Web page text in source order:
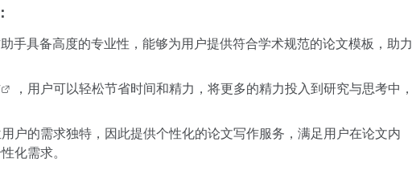
手具备高度的专业性，能够为用户提供符合学术规范的论文模板，助力
，用户可以轻松节省时间和精力，将更多的精力投入到研究与思考中，
户的需求独特，因此提供个性化的论文写作服务，满足用户在论文内
化需求。